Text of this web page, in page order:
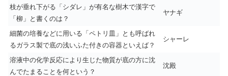
枝が垂れ下がる「シダレ」が有名な樹木で漢字で
「柳」と書くのは？
ヤナギ
細菌の培養などに用いる「ペトリ皿」とも呼ばれ
るガラス製で底の浅いふた付きの容器といえば？
シャーレ
溶液中の化学反応により生じた物質が底の方に沈
んでたまることを何という？
沈殿